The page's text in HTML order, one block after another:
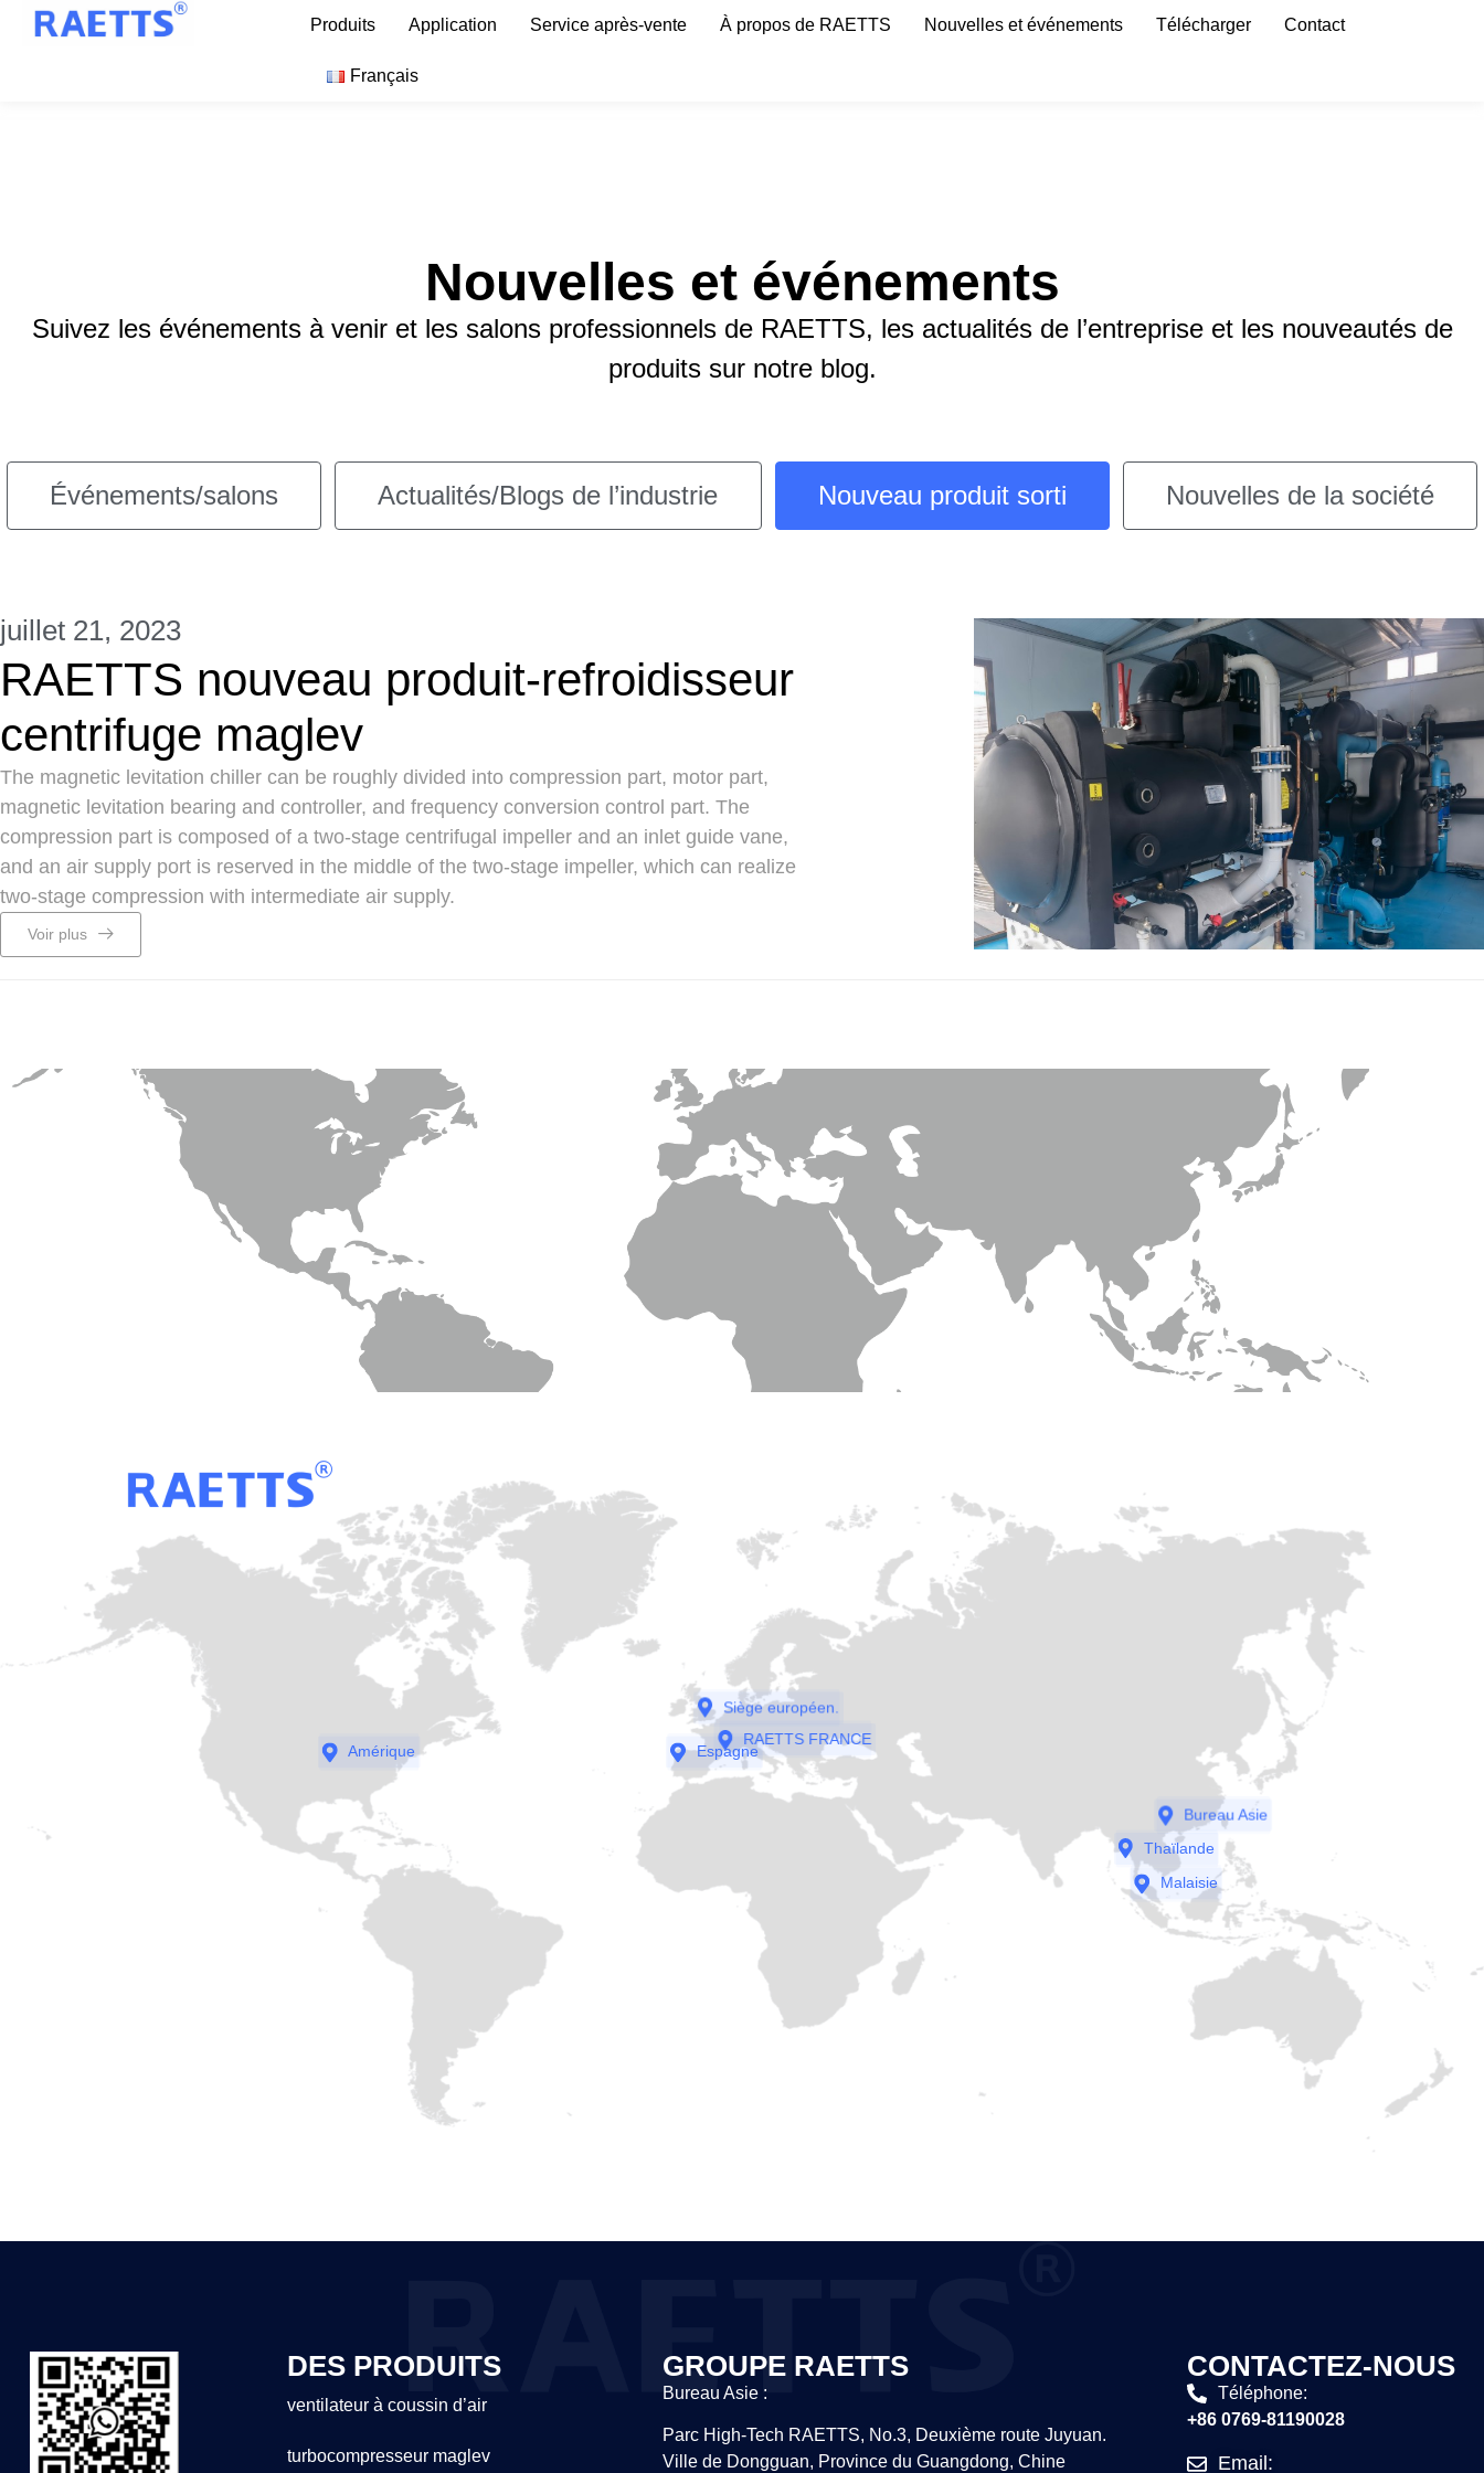
Produits Application Service après-vente À propos de RAETTS Nouvelles et événements Télécharger Contact
Français
Nouvelles et événements
Suivez les événements à venir et les salons professionnels de RAETTS, les actualités de l’entreprise et les nouveautés de
produits sur notre blog.
Événements/salons Actualités/Blogs de l’industrie Nouveau produit sorti Nouvelles de la société
juillet 21, 2023
RAETTS nouveau produit-refroidisseur
centrifuge maglev
The magnetic levitation chiller can be roughly divided into compression part, motor part,
magnetic levitation bearing and controller, and frequency conversion control part. The
compression part is composed of a two-stage centrifugal impeller and an inlet guide vane,
and an air supply port is reserved in the middle of the two-stage impeller, which can realize
two-stage compression with intermediate air supply.
Voir plus
Bureau Asie
Siège européen.
Thaïlande
Malaisie
Amérique Espagne
RAETTS FRANCE
DES PRODUITS
ventilateur à coussin d’air
turbocompresseur maglev
GROUPE RAETTS
Bureau Asie :
Parc High-Tech RAETTS, No.3, Deuxième route Juyuan.
Ville de Dongguan, Province du Guangdong, Chine
CONTACTEZ-NOUS
Téléphone:
+86 0769-81190028
Email: